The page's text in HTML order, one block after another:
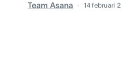
Team Asana 14 februari